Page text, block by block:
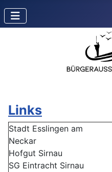
Links
Stadt Esslingen am
Neckar
Hofgut Sirnau
SG Eintracht Sirnau